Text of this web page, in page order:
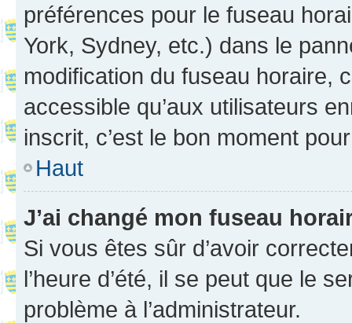
préférences pour le fuseau
York, Sydney, etc.) dans le
modification du fuseau horaire,
accessible qu’aux utilisateurs
inscrit, c’est le bon moment
Haut
J’ai changé mon fuseau
Si vous êtes sûr d’avoir
l’heure d’été, il se peut que le
problème à l’administrateur.